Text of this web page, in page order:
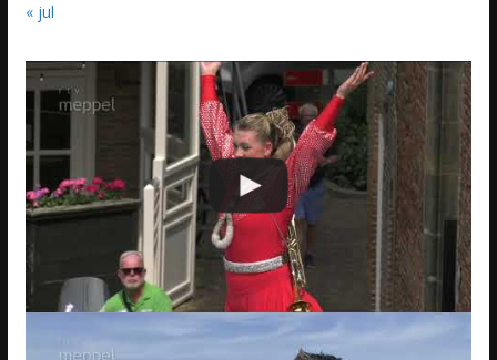
« jul